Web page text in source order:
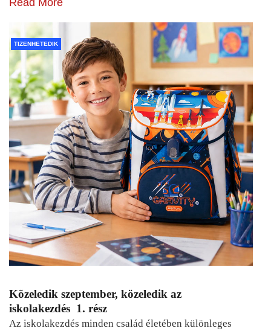
Read More
TIZENHETEDIK
Közeledik szeptember, közeledik az
iskolakezdés 1. rész
Az iskolakezdés minden család életében különleges